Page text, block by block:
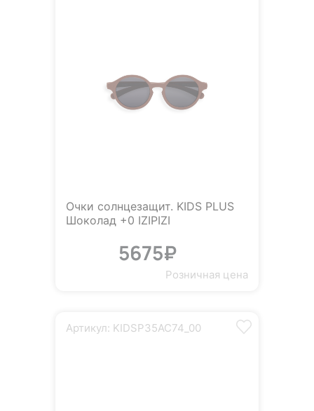
Очки солнцезащит. KIDS PLUS
Шоколад +0 IZIPIZI
5675₽
Розничная цена
Артикул: KIDSP35AC74_00